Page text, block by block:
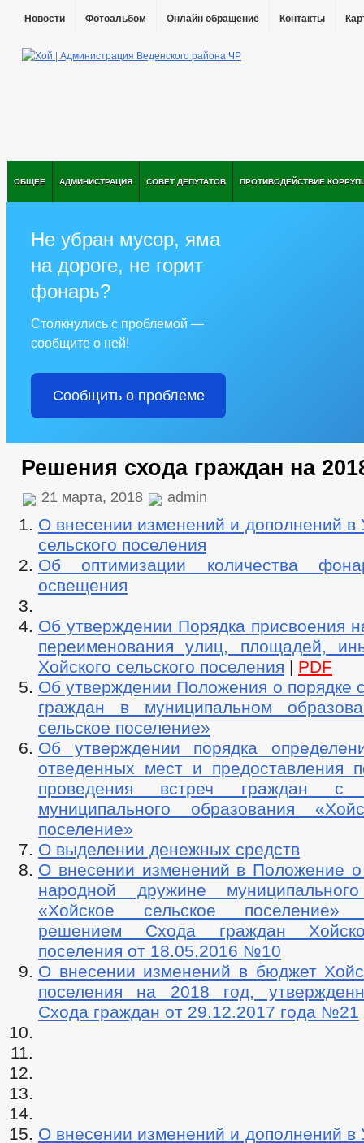
Новости Фотоальбом Онлайн обращение Контакты
ОБЩЕЕ АДМИНИСТРАЦИЯ СОВЕТ ДЕПУТАТОВ ПРОТИВОДЕЙСТВИЕ
Не убран мусор, яма
на дороге, не горит
фонарь?
Столкнулись с проблемой —
сообщите о ней!
Сообщить о проблеме
Решения схода граждан на
21 марта, 2018 admin
О внесении изменений и дополнений в
сельского поселения
Об оптимизации количества
освещения
Об утверждении Порядка присвоения
переименования улиц, площадей,
Хойского сельского поселения | PDF
Об утверждении Положения о порядке
граждан в муниципальном
сельское поселение»
Об утверждении порядка
отведенных мест и предоставления
проведения встреч граждан с
муниципального образования
поселение»
О выделении денежных средств
О внесении изменений в Положение о
народной дружине
«Хойское сельское поселение»
решением Схода граждан
поселения от 18.05.2016 №10
О внесении изменений в бюджет
поселения на 2018 год,
Схода граждан от 29.12.2017 года №21
О внесении изменений и дополнений в